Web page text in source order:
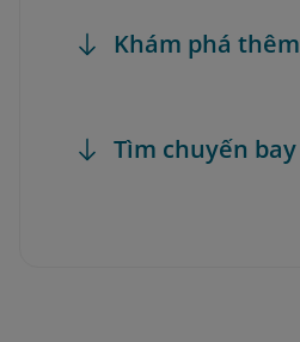
Khám phá thêm
Tìm chuyến bay